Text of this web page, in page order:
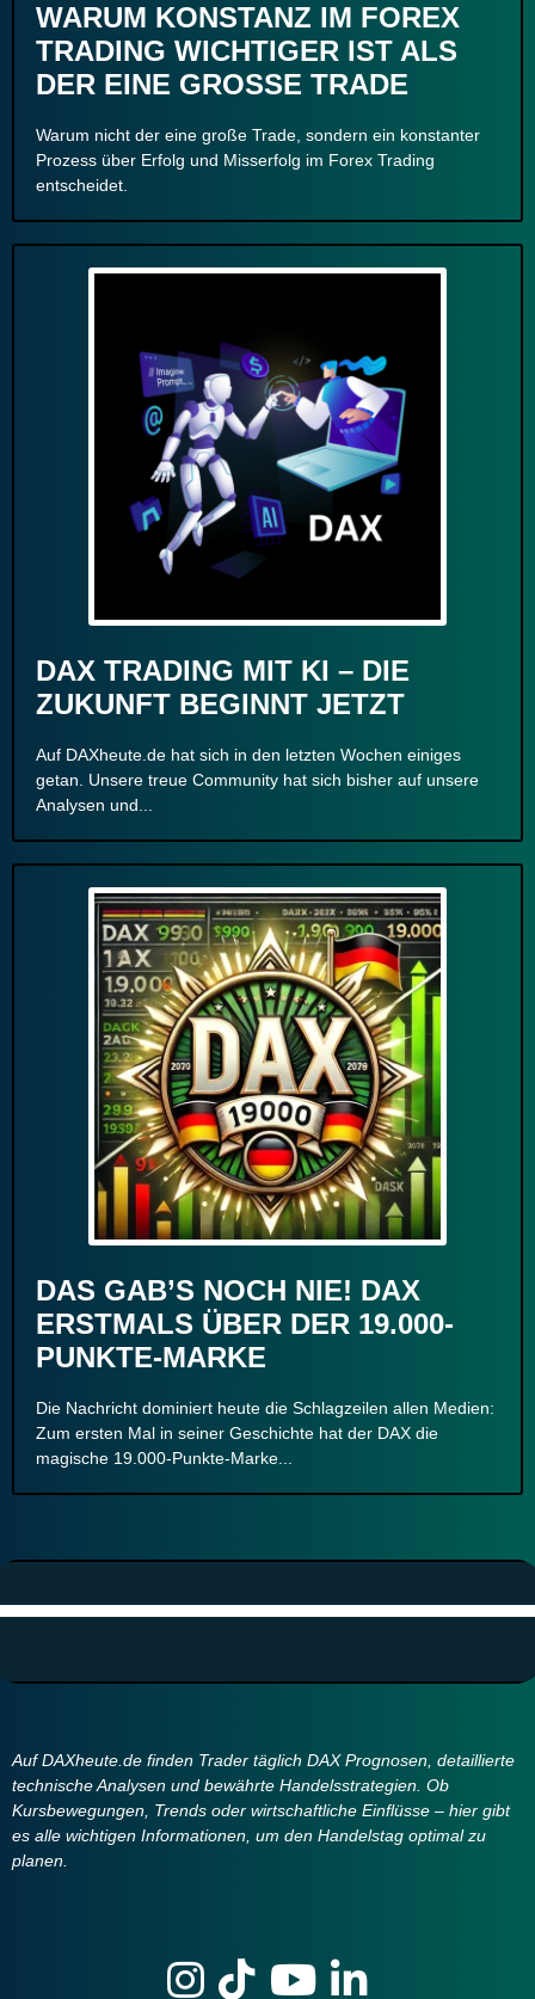
WARUM KONSTANZ IM FOREX
TRADING WICHTIGER IST ALS
DER EINE GROSSE TRADE
Warum nicht der eine große Trade, sondern ein konstanter
Prozess über Erfolg und Misserfolg im Forex Trading
entscheidet.
DAX TRADING MIT KI – DIE
ZUKUNFT BEGINNT JETZT
Auf DAXheute.de hat sich in den letzten Wochen einiges
getan. Unsere treue Community hat sich bisher auf unsere
Analysen und...
DAS GAB’S NOCH NIE! DAX
ERSTMALS ÜBER DER 19.000-
PUNKTE-MARKE
Die Nachricht dominiert heute die Schlagzeilen allen Medien:
Zum ersten Mal in seiner Geschichte hat der DAX die
magische 19.000-Punkte-Marke...
Auf DAXheute.de finden Trader täglich DAX Prognosen, detaillierte
technische Analysen und bewährte Handelsstrategien. Ob
Kursbewegungen, Trends oder wirtschaftliche Einflüsse – hier gibt
es alle wichtigen Informationen, um den Handelstag optimal zu
planen.